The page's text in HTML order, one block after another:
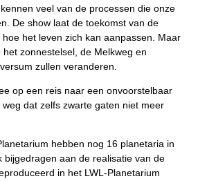
veel van de processen die onze
De show laat de toekomst van de
het leven zich kan aanpassen. Maar
zonnestelsel, de Melkweg en
zullen veranderen.
op een reis naar een onvoorstelbaar
dat zelfs zwarte gaten niet meer
hebben nog 16 planetaria in
bijgedragen aan de realisatie van de
in het LWL-Planetarium